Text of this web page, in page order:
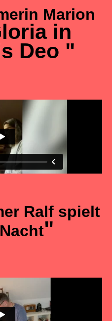
Marion
in
Deo "
Ralf spielt
"